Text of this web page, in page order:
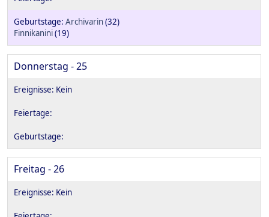
Archivarin(32)
Finnikanini(19)
Donnerstag - 25
Freitag - 26